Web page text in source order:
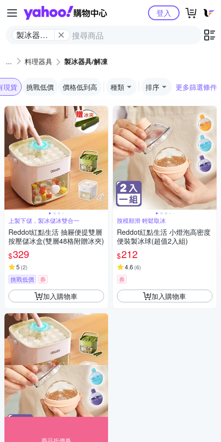
Yahoo購物中心
製冰器具/
登入
料理器具 製冰器具/解凍
現貨 挑戰低價 價格低到高 種類 排序 更多篩選條件
上製下儲，製冰儲冰雙合一
Reddot紅點生活 抽屜便提雙層
按壓儲冰盒(雙層48格附贈冰夾)
$329
5 (2)
挑戰低價 券
加入購物車
脫模順滑 輕鬆取冰
Reddot紅點生活 小燈泡高密度
便裝製冰球(超值2入組)
$212
4.6 (6)
券
加入購物車